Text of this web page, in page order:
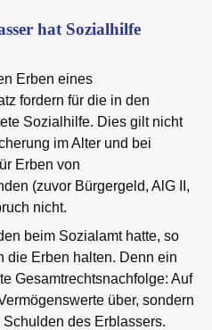
hat Sozialhilfe
Erben eines
fordern für die in den
Sozialhilfe. Dies gilt nicht
im Alter und bei
Erben von
(zuvor Bürgergeld, AlG II,
nicht.
beim Sozialamt hatte, so
die Erben halten. Denn ein
Gesamtrechtsnachfolge: Auf
über, sondern
des Erblassers.